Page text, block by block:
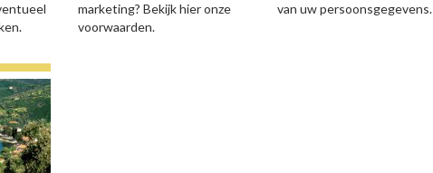
marketing? Bekijk hier onze
voorwaarden.
van uw persoonsgegevens.